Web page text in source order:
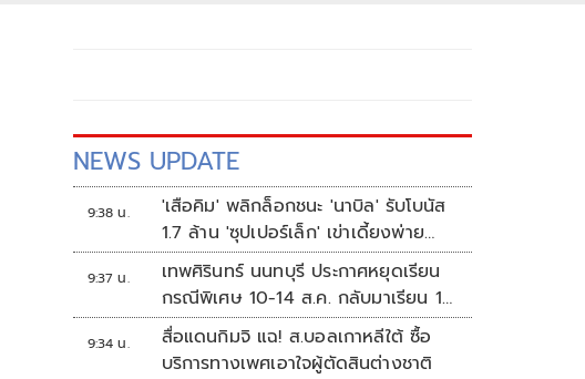
NEWS UPDATE
9:38 น.
'เสือคิม' พลิกล็อกชนะ 'นาบิล' รับโบนัส
1.7 ล้าน 'ซุปเปอร์เล็ก' เข่าเดี้ยงพ่าย
TKO
9:37 น.
เทพศิรินทร์ นนทบุรี ประกาศหยุดเรียน
กรณีพิเศษ 10-14 ส.ค. กลับมาเรียน 17
ส.ค.
9:34 น.
สื่อแดนกิมจิ แฉ! ส.บอลเกาหลีใต้ ซื้อ
บริการทางเพศเอาใจผู้ตัดสินต่างชาติ